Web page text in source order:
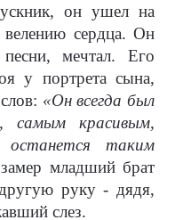
он ушел на
сердца. Он
мечтал. Его
у портрета сына,
«Он всегда был
самым красивым,
таким
младший брат
руку - дядя,
слез.